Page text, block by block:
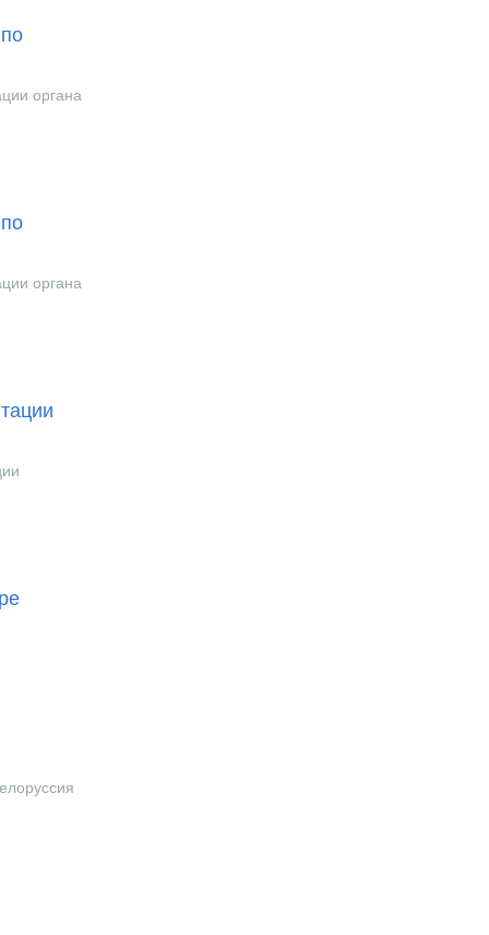
органа
органа